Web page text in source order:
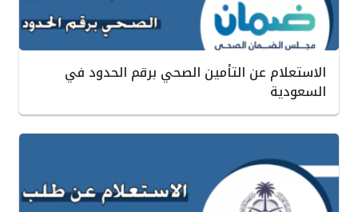
الاستعلام عن التأمين الصحي برقم الحدود في
السعودية